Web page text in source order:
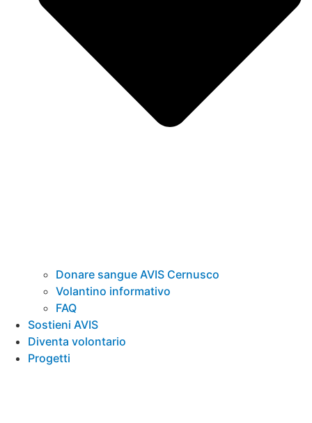
Donare sangue AVIS Cernusco
Volantino informativo
FAQ
Sostieni AVIS
Diventa volontario
Progetti